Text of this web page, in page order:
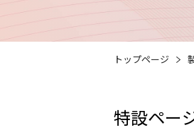
トップページ
特設ペー